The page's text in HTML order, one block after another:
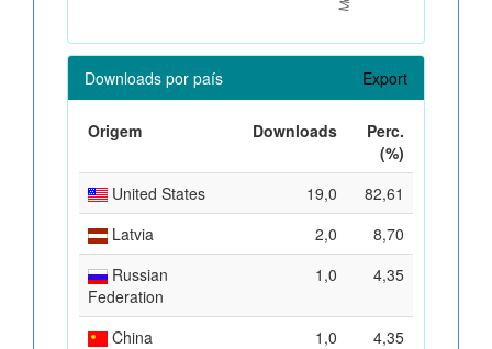
Downloads por país Export
Origem Downloads
Perc.
(%)
United States
19,0
82,61
Latvia
2,0
8,70
Russian
Federation
1,0 4,35
China 1,0
4,35